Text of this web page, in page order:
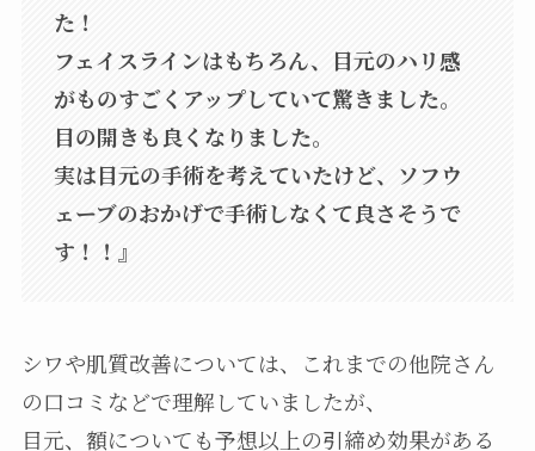
た！
フェイスラインはもちろん、目元のハリ感
がものすごくアップしていて驚きました。
目の開きも良くなりました。
実は目元の手術を考えていたけど、ソフウ
ェーブのおかげで手術しなくて良さそうで
す！！』
シワや肌質改善については、これまでの他院さん
の口コミなどで理解していましたが、
目元、額についても予想以上の引締め効果がある